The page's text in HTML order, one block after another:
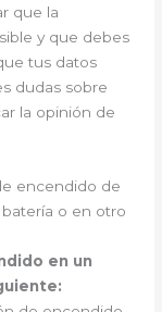
que la
y que debes
tus datos
dudas sobre
la opinión de
encendido de
o en otro
en un